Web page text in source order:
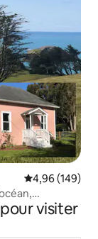
Évaluation
4,96 (149)
visiter